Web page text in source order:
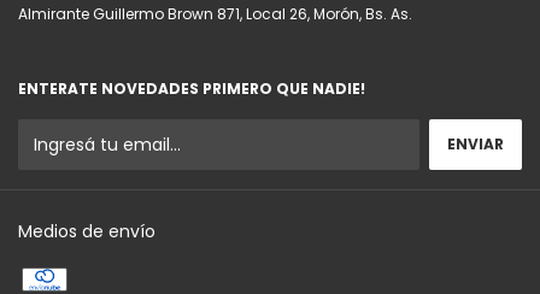
Almirante Guillermo Brown 871, Local 26, Morón, Bs. As.
ENTERATE NOVEDADES PRIMERO QUE NADIE!
Medios de envío